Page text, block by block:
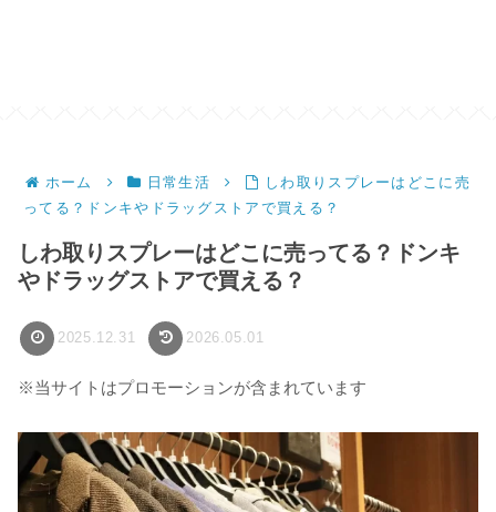
ホーム 日常生活
しわ取りスプレーはどこに売
ってる？ドンキやドラッグストアで買える？
しわ取りスプレーはどこに売ってる？ドンキ
やドラッグストアで買える？
2025.12.31 2026.05.01
※当サイトはプロモーションが含まれています